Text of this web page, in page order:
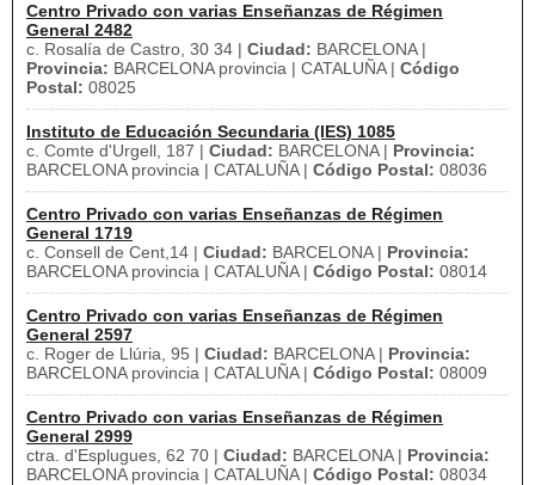
Centro Privado con varias Enseñanzas de Régimen
General 2482
c. Rosalía de Castro, 30 34 | Ciudad: BARCELONA |
Provincia: BARCELONA provincia | CATALUÑA | Código
Postal: 08025
Instituto de Educación Secundaria (IES) 1085
c. Comte d'Urgell, 187 | Ciudad: BARCELONA | Provincia:
BARCELONA provincia | CATALUÑA | Código Postal: 08036
Centro Privado con varias Enseñanzas de Régimen
General 1719
c. Consell de Cent,14 | Ciudad: BARCELONA | Provincia:
BARCELONA provincia | CATALUÑA | Código Postal: 08014
Centro Privado con varias Enseñanzas de Régimen
General 2597
c. Roger de Llúria, 95 | Ciudad: BARCELONA | Provincia:
BARCELONA provincia | CATALUÑA | Código Postal: 08009
Centro Privado con varias Enseñanzas de Régimen
General 2999
ctra. d'Esplugues, 62 70 | Ciudad: BARCELONA | Provincia:
BARCELONA provincia | CATALUÑA | Código Postal: 08034